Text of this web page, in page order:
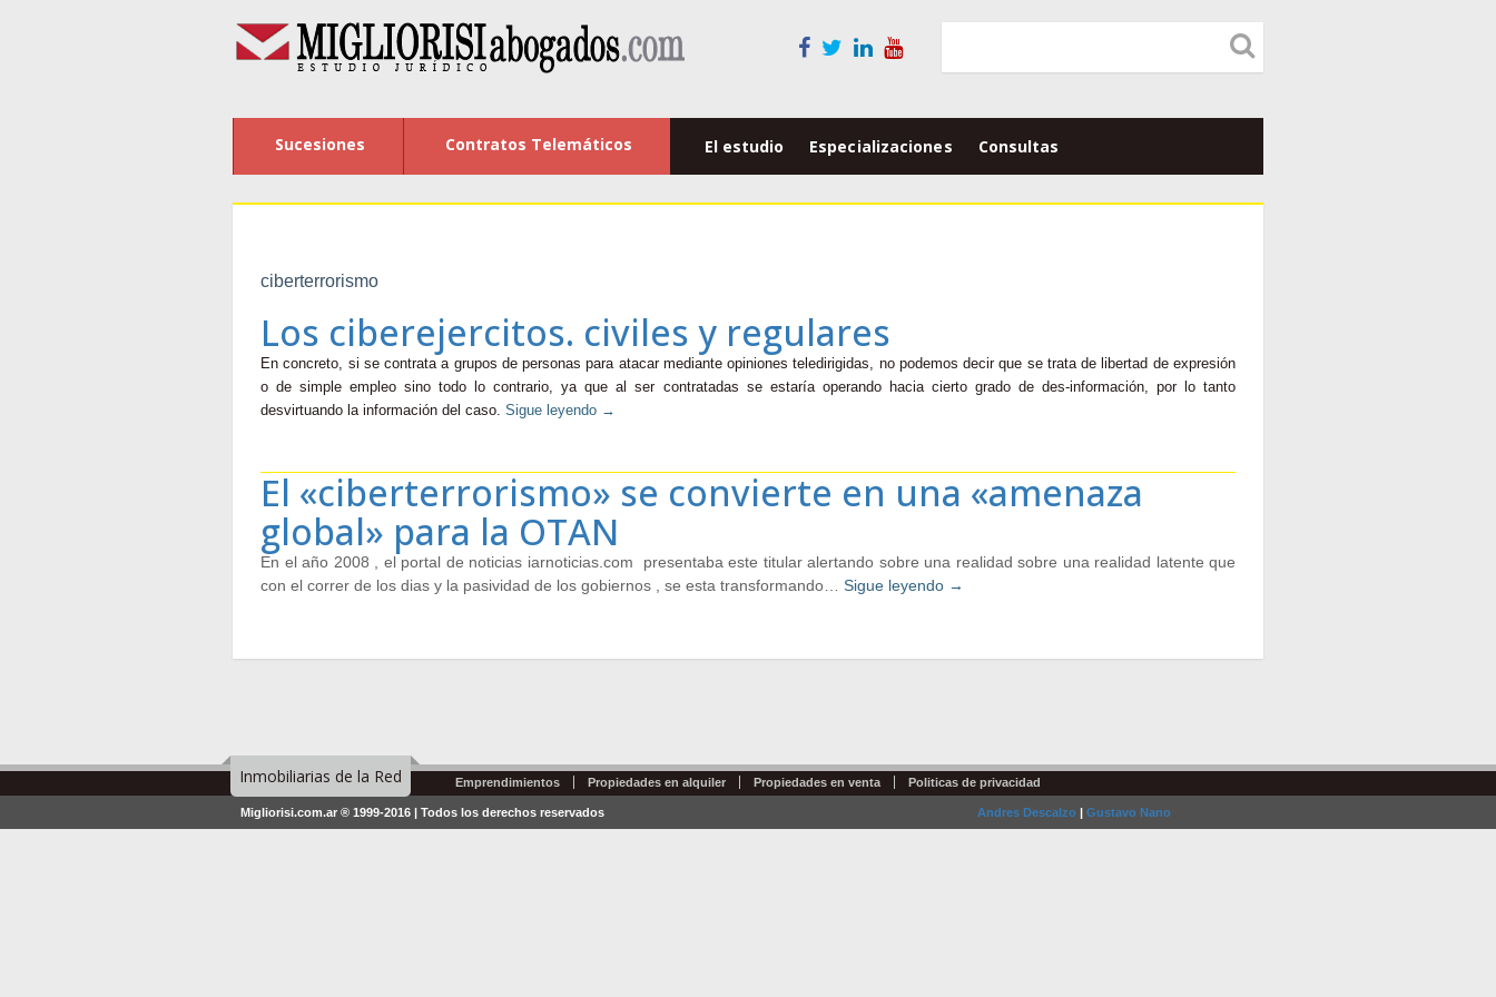
Sucesiones Contratos Telemáticos El estudio Especializaciones Consultas
ciberterrorismo
Los ciberejercitos. civiles y regulares
En concreto, si se contrata a grupos de personas para atacar mediante opiniones teledirigidas, no podemos decir que se trata de libertad de expresión
o de simple empleo sino todo lo contrario, ya que al ser contratadas se estaría operando hacia cierto grado de des-información, por lo tanto
desvirtuando la información del caso. Sigue leyendo →
El «ciberterrorismo» se convierte en una «amenaza
global» para la OTAN
En el año 2008 , el portal de noticias iarnoticias.com presentaba este titular alertando sobre una realidad sobre una realidad latente que
con el correr de los dias y la pasividad de los gobiernos , se esta transformando… Sigue leyendo →
Inmobiliarias de la Red Emprendimientos Propiedades en alquiler Propiedades en venta Politicas de privacidad
Migliorisi.com.ar ® 1999-2016 | Todos los derechos reservados Andres Descalzo | Gustavo Nano